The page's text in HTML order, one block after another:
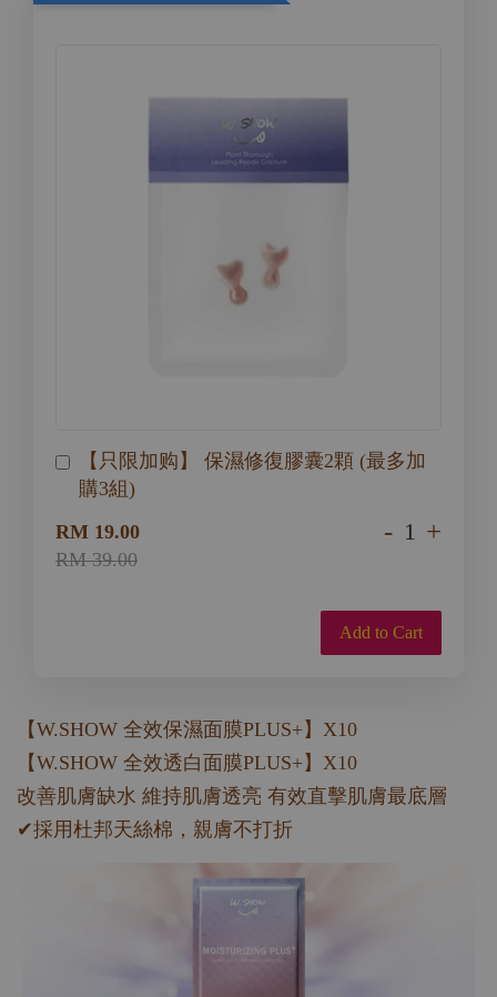
【只限加购】 保濕修復膠囊2顆 (最多加
購3組)
RM 19.00
RM 39.00
- +
Add to Cart
【W.SHOW 全效保濕面膜PLUS+】X10
【W.SHOW 全效透白面膜PLUS+】X10
改善肌膚缺水 維持肌膚透亮 有效直擊肌膚最底層
✔採用杜邦天絲棉，親膚不打折